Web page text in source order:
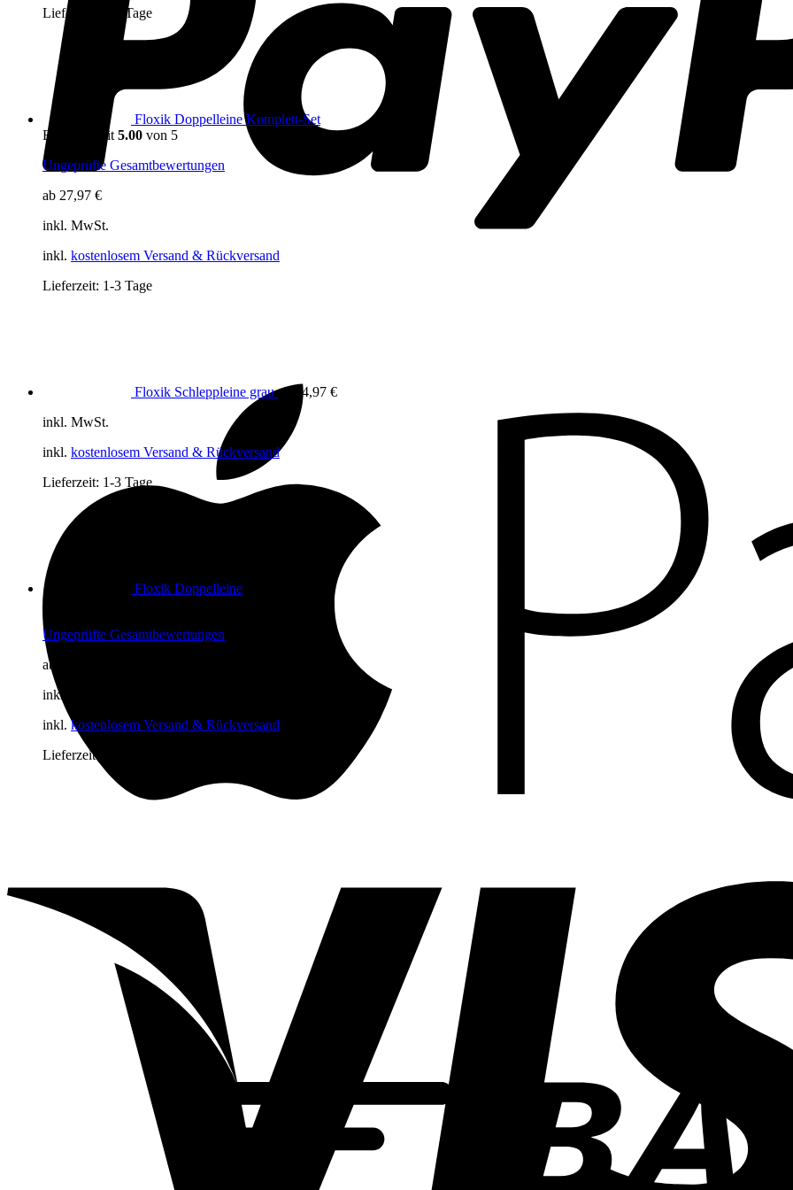
Lieferzeit:
1-3 Tage
Floxik Doppelleine Komplett-Set
Bewertet mit 5.00 von 5
Ungeprüfte Gesamtbewertungen
ab 27,97 €
inkl. MwSt.
inkl. kostenlosem Versand & Rückversand
Lieferzeit: 1-3 Tage
Floxik Schleppleine grau ab 24,97 €
inkl. MwSt.
inkl. kostenlosem Versand & Rückversand
Lieferzeit: 1-3 Tage
Floxik Doppelleine
Bewertet mit
Ungeprüfte Gesamtbewertungen
ab
inkl. MwSt.
inkl. kostenlosem Versand & Rückversand
Lieferzeit: